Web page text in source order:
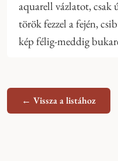
aquarell vázlatot, csak
török fezzel a fején,
kép félig-meddig
← Vissza a listához